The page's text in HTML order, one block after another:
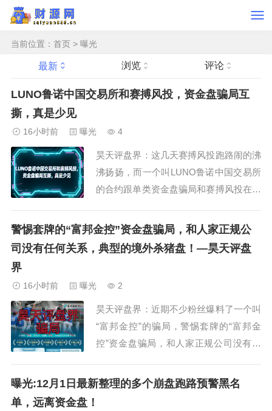
当前位置： 首页 > 曝光
最新 浏览 评论
LUNO鲁诺中国交易所和赛搏风投，资金盘骗局互
撕，真是少见
16小时前 曝光 4
昊天评盘界：这几天赛搏风投跑路闹的沸
沸扬扬，而一个叫LUNO鲁诺中国交易所
的合约跟单类资金盘骗局和赛搏风投在群
伙其实都是柬埔寨那边的，只是不是一个
园区的而已，属于竞争关系，群里诈骗犯
举报诈骗犯这就有点意思了！事情的起因
了一百多万...
警惕套牌的“富邦金控”资金盘骗局，和人家正规公
司没有任何关系，典型的境外杀猪盘！—昊天评盘
界
16小时前 曝光 2
昊天评盘界：近期不少粉丝爆料了一个叫
“富邦金控”的骗局，警惕套牌的“富邦金
控”资金盘骗局，和人家正规公司没有任
子冒充正规公司，制作涉诈APP。打着
曝光:12月1日最新整理的多个崩盘跑路预警黑名
单，远离资金盘！